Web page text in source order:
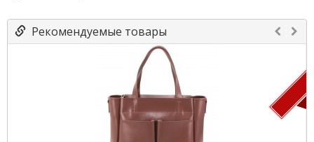
Рекомендуемые товары